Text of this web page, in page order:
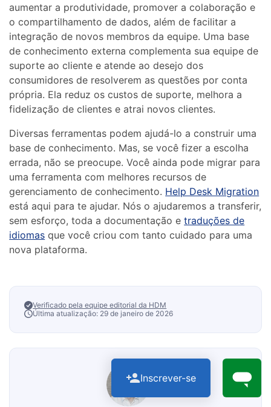
aumentar a produtividade, promover a colaboração e
o compartilhamento de dados, além de facilitar a
integração de novos membros da equipe. Uma base
de conhecimento externa complementa sua equipe de
suporte ao cliente e atende ao desejo dos
consumidores de resolverem as questões por conta
própria. Ela reduz os custos de suporte, melhora a
fidelização de clientes e atrai novos clientes.
Diversas ferramentas podem ajudá-lo a construir uma
base de conhecimento. Mas, se você fizer a escolha
errada, não se preocupe. Você ainda pode migrar para
uma ferramenta com melhores recursos de
gerenciamento de conhecimento. Help Desk Migration
está aqui para te ajudar. Nós o ajudaremos a transferir,
sem esforço, toda a documentação etraduções de
idiomas que você criou com tanto cuidado para uma
nova plataforma.
Verificado pela equipe editorial da HDM
Última atualização: 29 de janeiro de 2026
Inscrever-se